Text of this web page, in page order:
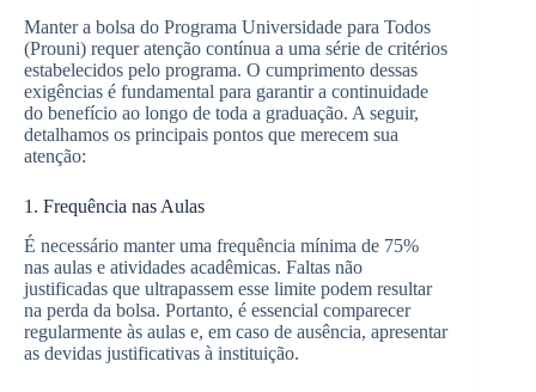
Manter a bolsa do Programa Universidade para Todos
(Prouni) requer atenção contínua a uma série de critérios
estabelecidos pelo programa. O cumprimento dessas
exigências é fundamental para garantir a continuidade
do benefício ao longo de toda a graduação. A seguir,
detalhamos os principais pontos que merecem sua
atenção:
1. Frequência nas Aulas
É necessário manter uma frequência mínima de 75%
nas aulas e atividades acadêmicas. Faltas não
justificadas que ultrapassem esse limite podem resultar
na perda da bolsa. Portanto, é essencial comparecer
regularmente às aulas e, em caso de ausência, apresentar
as devidas justificativas à instituição.